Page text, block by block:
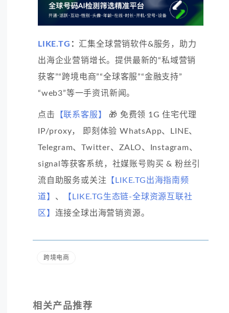
LIKE.TG ： 汇集全球营销软件&服务，助力
出海企业营销增长。提供最新的“私域营销
获客”“跨境电商”“全球客服”“金融支持”
“web3”等一手资讯新闻。
点击 【联系客服】
🎁 免费领 1G 住宅代理
IP/proxy， 即刻体验 WhatsApp、LINE、
Telegram、Twitter、ZALO、Instagram、
signal等获客系统，社媒账号购买 & 粉丝引
流自助服务或关注 【LIKE.TG出海指南频
道】 、
【LIKE.TG生态链-全球资源互联社
区】 连接全球出海营销资源。
跨境电商
相关产品推荐